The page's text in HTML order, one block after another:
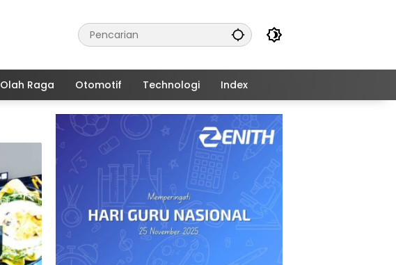
Olah Raga Otomotif Technologi Index